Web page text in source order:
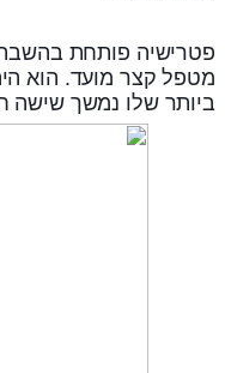
פטרישיה פותחת בהשבת
מטפל קצר מועד. הוא
ביותר שלו נמשך שישה